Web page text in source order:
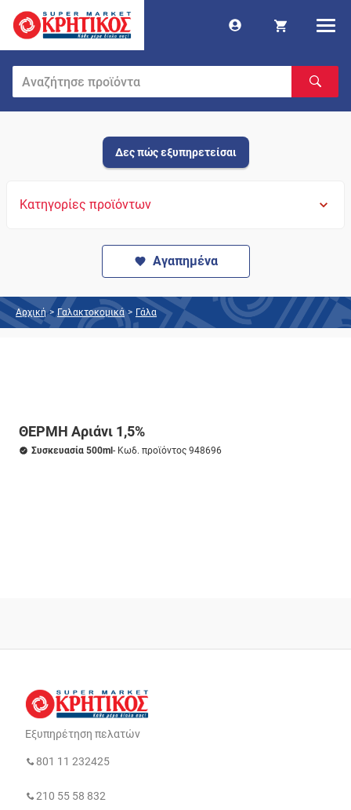
Δες πώς εξυπηρετείσαι
Κατηγορίες προϊόντων
Αγαπημένα
Αρχική > Γαλακτοκομικά > Γάλα
ΘΕΡΜΗ Αριάνι 1,5%
Συσκευασία 500ml - Κωδ. προϊόντος 948696
Εξυπηρέτηση πελατών
801 11 232425
210 55 58 832